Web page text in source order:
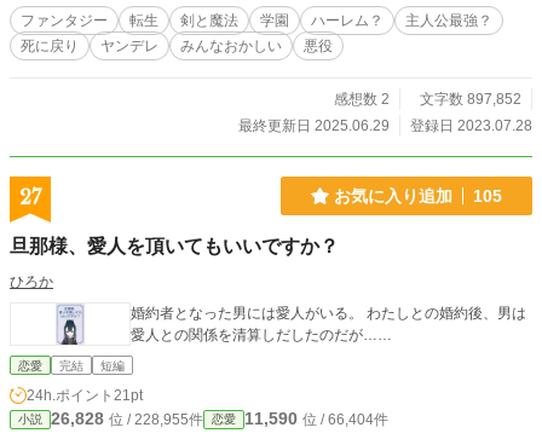
っての死神たちが、何故か彼のことを構ってくる。 「なんかおかしくね？」 こ
れは、自殺したことでこれまでのストーリーから外れ、ルイスのことを気にかけ
てくる人たちと、永遠の死を手に入れるために生きる少年の物語。 ☆第16回フ
ファンタジー 転生 剣と魔法 学園 ハーレム？
主人公最強？
死に戻り
ヤンデレ みんなおかしい 悪役
感想数 2
文字数 897,852
最終更新日 2025.06.29
登録日 2023.07.28
27 お気に入り追加 105
旦那様、愛人を頂いてもいいですか？
ひろか
婚約者となった男には愛人がいる。 わたしとの婚約後、男は
愛人との関係を清算しだしたのだが……
恋愛 完結 短編
24h.ポイント 21pt
小説 26,828 位 / 228,955件 恋愛 11,590 位 / 66,404件